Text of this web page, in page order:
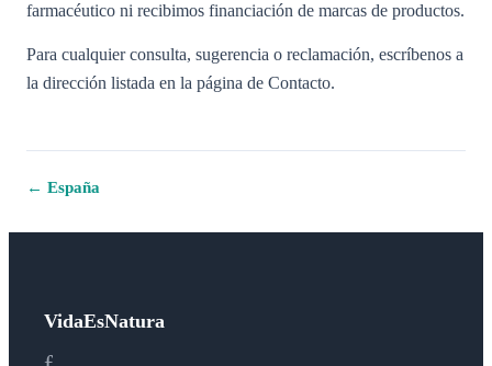
farmacéutico ni recibimos financiación de marcas de productos.
Para cualquier consulta, sugerencia o reclamación, escríbenos a
la dirección listada en la página de Contacto.
← España
VidaEsNatura